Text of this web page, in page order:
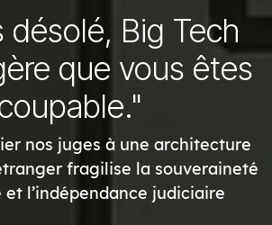
désolé, Big Tech
que vous êtes
nos juges à une architecture
fragilise la souveraineté
l’indépendance judiciaire